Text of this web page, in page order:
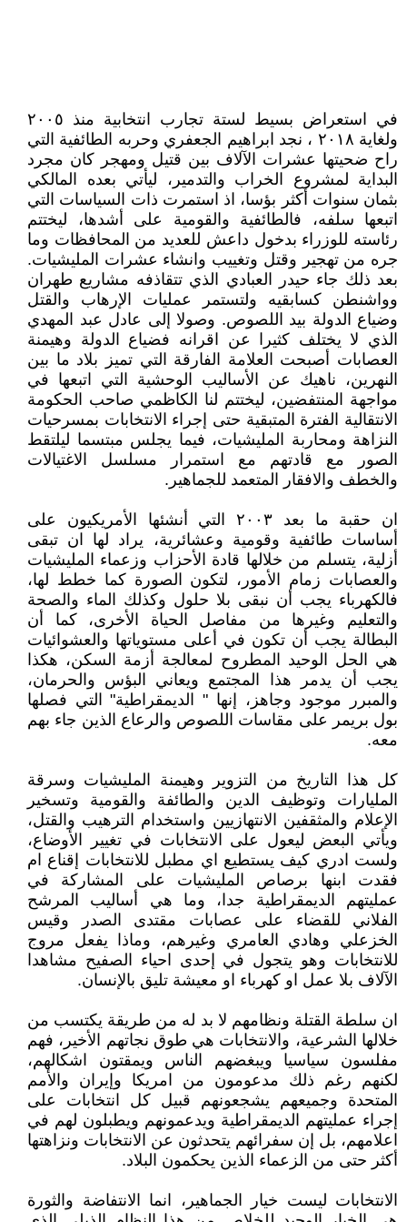
في استعراض بسيط لستة تجارب انتخابية منذ ٢٠٠٥
ولغاية ٢٠١٨ ، نجد ابراهيم الجعفري وحربه الطائفية التي
راح ضحيتها عشرات الآلاف بين قتيل ومهجر كان مجرد
البداية لمشروع الخراب والتدمير، ليأتي بعده المالكي
بثمان سنوات أكثر بؤسا، اذ استمرت ذات السياسات التي
اتبعها سلفه، فالطائفية والقومية على أشدها، ليختتم
رئاسته للوزراء بدخول داعش للعديد من المحافظات وما
جره من تهجير وقتل وتغييب وانشاء عشرات المليشيات.
بعد ذلك جاء حيدر العبادي الذي تتقاذفه مشاريع طهران
وواشنطن كسابقيه ولتستمر عمليات الإرهاب والقتل
وضياع الدولة بيد اللصوص. وصولا إلى عادل عبد المهدي
الذي لا يختلف كثيرا عن اقرانه فضياع الدولة وهيمنة
العصابات أصبحت العلامة الفارقة التي تميز بلاد ما بين
النهرين، ناهيك عن الأساليب الوحشية التي اتبعها في
مواجهة المنتفضين، ليختتم لنا الكاظمي صاحب الحكومة
الانتقالية الفترة المتبقية حتى إجراء الانتخابات بمسرحيات
النزاهة ومحاربة المليشيات، فيما يجلس مبتسما ليلتقط
الصور مع قادتهم مع استمرار مسلسل الاغتيالات
والخطف والافقار المتعمد للجماهير.
ان حقبة ما بعد ٢٠٠٣ التي أنشئها الأمريكيون على
أساسات طائفية وقومية وعشائرية، يراد لها ان تبقى
أزلية، يتسلم من خلالها قادة الأحزاب وزعماء المليشيات
والعصابات زمام الأمور، لتكون الصورة كما خطط لها،
فالكهرباء يجب أن نبقى بلا حلول وكذلك الماء والصحة
والتعليم وغيرها من مفاصل الحياة الأخرى، كما أن
البطالة يجب أن تكون في أعلى مستوياتها والعشوائيات
هي الحل الوحيد المطروح لمعالجة أزمة السكن، هكذا
يجب أن يدمر هذا المجتمع ويعاني البؤس والحرمان،
والمبرر موجود وجاهز، إنها " الديمقراطية" التي فصلها
بول بريمر على مقاسات اللصوص والرعاع الذين جاء بهم
معه.
كل هذا التاريخ من التزوير وهيمنة المليشيات وسرقة
المليارات وتوظيف الدين والطائفة والقومية وتسخير
الإعلام والمثقفين الانتهازيين واستخدام الترهيب والقتل،
ويأتي البعض ليعول على الانتخابات في تغيير الأوضاع،
ولست ادري كيف يستطيع اي مطبل للانتخابات إقناع ام
فقدت ابنها برصاص المليشيات على المشاركة في
عمليتهم الديمقراطية جدا، وما هي أساليب المرشح
الفلاني للقضاء على عصابات مقتدى الصدر وقيس
الخزعلي وهادي العامري وغيرهم، وماذا يفعل مروج
للانتخابات وهو يتجول في إحدى احياء الصفيح مشاهدا
الآلاف بلا عمل او كهرباء او معيشة تليق بالإنسان.
ان سلطة القتلة ونظامهم لا بد له من طريقة يكتسب من
خلالها الشرعية، والانتخابات هي طوق نجاتهم الأخير، فهم
مفلسون سياسيا ويبغضهم الناس ويمقتون اشكالهم،
لكنهم رغم ذلك مدعومون من امريكا وإيران والأمم
المتحدة وجميعهم يشجعونهم قبيل كل انتخابات على
إجراء عمليتهم الديمقراطية ويدعمونهم ويطبلون لهم في
اعلامهم، بل إن سفرائهم يتحدثون عن الانتخابات ونزاهتها
أكثر حتى من الزعماء الذين يحكمون البلاد.
الانتخابات ليست خيار الجماهير، انما الانتفاضة والثورة